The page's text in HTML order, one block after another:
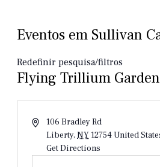
Eventos em Sullivan
Redefinir pesquisa/filtros
Flying Trillium
Endereço
106 Bradley Rd
Liberty, NY12754United
Get Directions